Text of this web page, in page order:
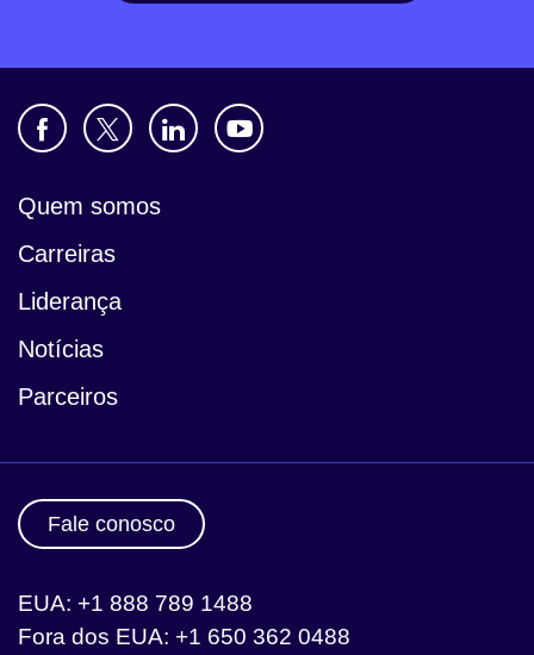
Quem somos
Carreiras
Liderança
Notícias
Parceiros
Fale conosco
EUA: +1 888 789 1488
Fora dos EUA: +1 650 362 0488